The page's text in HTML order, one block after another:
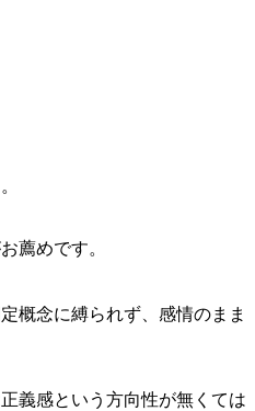
薦めです。
概念に縛られず、感情のまま
義感という方向性が無くては